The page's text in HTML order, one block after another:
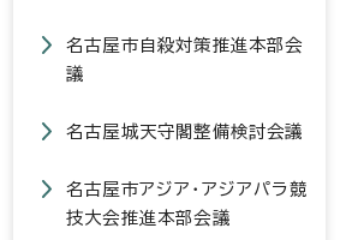
名古屋市自殺対策推進本部会
議
名古屋城天守閣整備検討会議
名古屋市アジア・アジアパラ競
技大会推進本部会議